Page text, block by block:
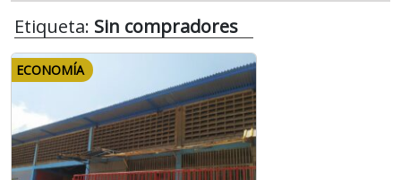
Etiqueta: Sin compradores
ECONOMÍA